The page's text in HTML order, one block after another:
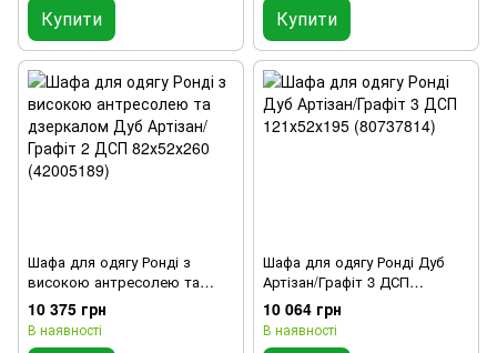
Купити Купити
Шафа для одягу Ронді з
високою антресолею та
дзеркалом Дуб Артізан/
Графіт 2 ДСП 82х52х260
(42005189)
10 375 грн
В наявності
Шафа для одягу Ронді Дуб
Артізан/Графіт 3 ДСП
121х52х195 (80737814)
10 064 грн
В наявності